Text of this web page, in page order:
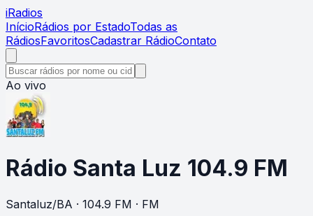
iRadios
InícioRádios por EstadoTodas as
RádiosFavoritosCadastrar RádioContato
Ao vivo
Rádio Santa Luz 104.9 FM
Santaluz/BA · 104.9 FM · FM